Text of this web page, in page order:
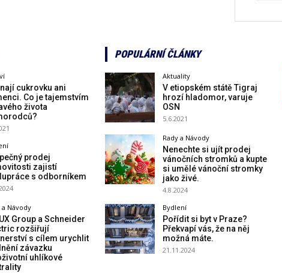
cukrovku ani
Co je tajemstvím
života
prodej
zajistí
s odborníkem
a Návody
Group a Schneider
rozšiřují
s cílem urychlit
závazku
uhlíkové
POPULÁRNÍ ČLÁNKY
Aktuality
V etiopském státě Tigraj
hrozí hladomor, varuje
OSN
5.6.2021
Rady a Návody
Nenechte si ujít prodej
vánočních stromků a kupte
si umělé vánoční stromky
jako živé.
4.8.2024
Bydlení
Pořídit si byt v Praze?
Překvapí vás, že na něj
možná máte.
21.11.2024